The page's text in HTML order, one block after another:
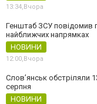
13:34,Вчора
Генштаб ЗСУ повідомив
найближчих напрямках
НОВИНИ
12:00,Вчора
Слов’янськ обстріляли
серпня
НОВИНИ